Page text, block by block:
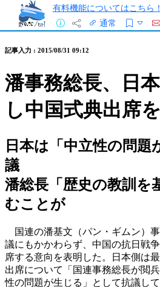
有料機能についてはこちら！
通常